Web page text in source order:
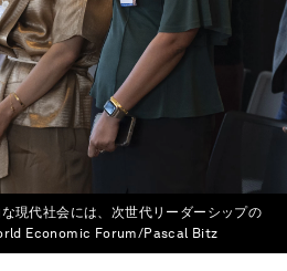
現代社会には、次世代リーダーシップの
Economic Forum/Pascal Bitz